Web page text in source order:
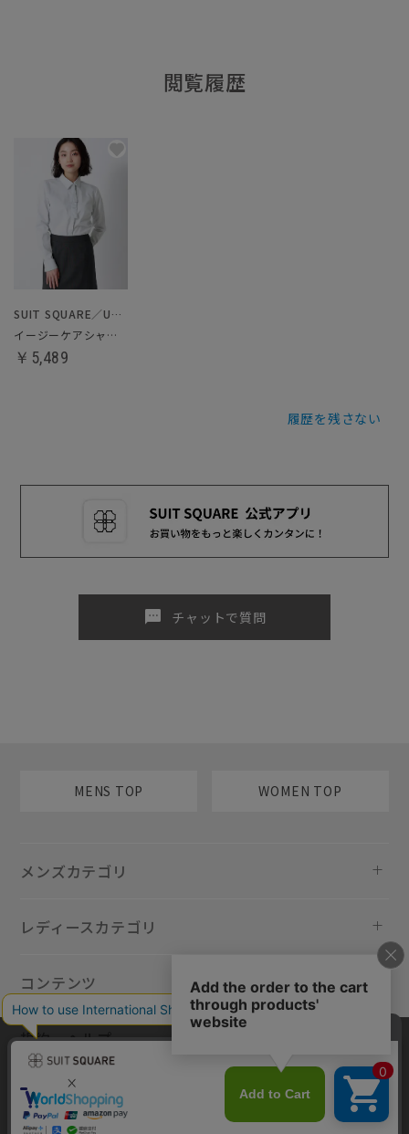
閲覧履歴
SUIT SQUARE／UNIVERSAL LANGUAGE／WHITE
イージーケアシャツ・ブラウス
￥5,489
履歴を残さない
sms チャットで質問
MENS TOP WOMEN TOP
メンズカテゴリ
レディースカテゴリ
コンテンツ
規約・ヘルプ
当サイトでは利用体験の向上およびコンテンツの最適な提供、トラフィ
ックの分析を目的としてCookieを使用しています。サイトの閲覧を継続
された場合、Cookieの利用に同意したものといたします。詳細について
はプライバシーポリシー をご確認ください。